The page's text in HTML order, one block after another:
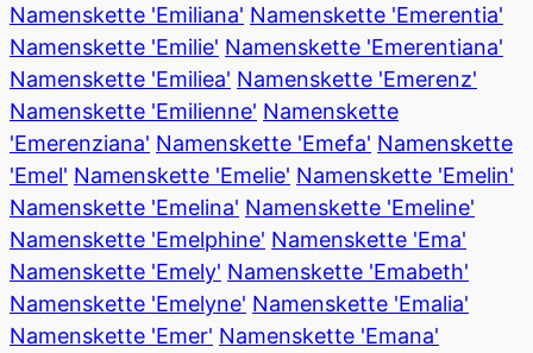
Namenskette 'Emiliana' Namenskette 'Emerentia'
Namenskette 'Emilie' Namenskette 'Emerentiana'
Namenskette 'Emiliea' Namenskette 'Emerenz'
Namenskette 'Emilienne' Namenskette
'Emerenziana' Namenskette 'Emefa' Namenskette
'Emel' Namenskette 'Emelie' Namenskette 'Emelin'
Namenskette 'Emelina' Namenskette 'Emeline'
Namenskette 'Emelphine' Namenskette 'Ema'
Namenskette 'Emely' Namenskette 'Emabeth'
Namenskette 'Emelyne' Namenskette 'Emalia'
Namenskette 'Emer' Namenskette 'Emana'